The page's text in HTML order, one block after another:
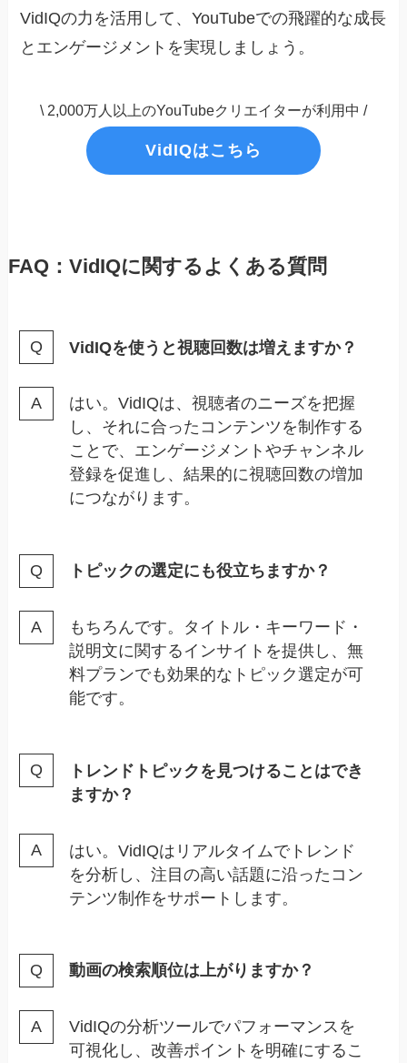
VidIQの力を活用して、YouTubeでの飛躍的な成長
とエンゲージメントを実現しましょう。
\ 2,000万人以上のYouTubeクリエイターが利用中 /
VidIQはこちら
FAQ：VidIQに関するよくある質問
VidIQを使うと視聴回数は増えますか？
はい。VidIQは、視聴者のニーズを把握
し、それに合ったコンテンツを制作する
ことで、エンゲージメントやチャンネル
登録を促進し、結果的に視聴回数の増加
につながります。
トピックの選定にも役立ちますか？
もちろんです。タイトル・キーワード・
説明文に関するインサイトを提供し、無
料プランでも効果的なトピック選定が可
能です。
トレンドトピックを見つけることはでき
ますか？
はい。VidIQはリアルタイムでトレンド
を分析し、注目の高い話題に沿ったコン
テンツ制作をサポートします。
動画の検索順位は上がりますか？
VidIQの分析ツールでパフォーマンスを
可視化し、改善ポイントを明確にするこ